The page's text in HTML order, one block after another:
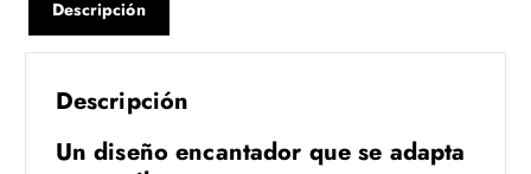
Descripción
Descripción
Un diseño encantador que se adapta